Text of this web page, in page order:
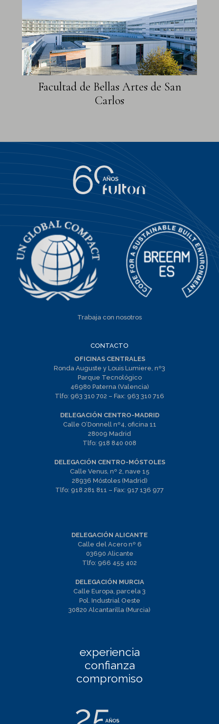
Facultad de Bellas Artes de San
Carlos
Trabaja con nosotros
CONTACTO
OFICINAS CENTRALES
Ronda Auguste y Louis Lumiere, nº3
Parque Tecnológico
46980 Paterna (Valencia)
Tlfo: 963 310 702 – Fax: 963 310 716
DELEGACIÓN CENTRO-MADRID
Calle O’Donnell nº4, oficina 11
28009 Madrid
Tlfo: 918 840 008
DELEGACIÓN CENTRO-MÓSTOLES
Calle Venus, nº 2, nave 15
28936 Móstoles (Madrid)
Tlfo: 918 281 811 – Fax: 917 136 977
DELEGACIÓN ALICANTE
Calle del Acero nº 6
03690 Alicante
Tlfo: 966 455 402
DELEGACIÓN MURCIA
Calle Europa, parcela 3
Pol. Industrial Oeste
30820 Alcantarilla (Murcia)
experiencia
confianza
compromiso